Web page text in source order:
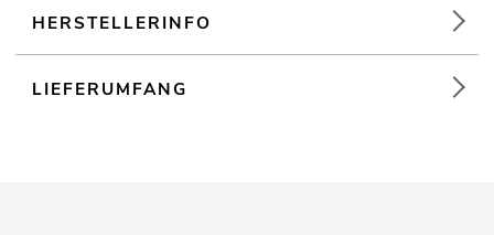
HERSTELLERINFO
LIEFERUMFANG